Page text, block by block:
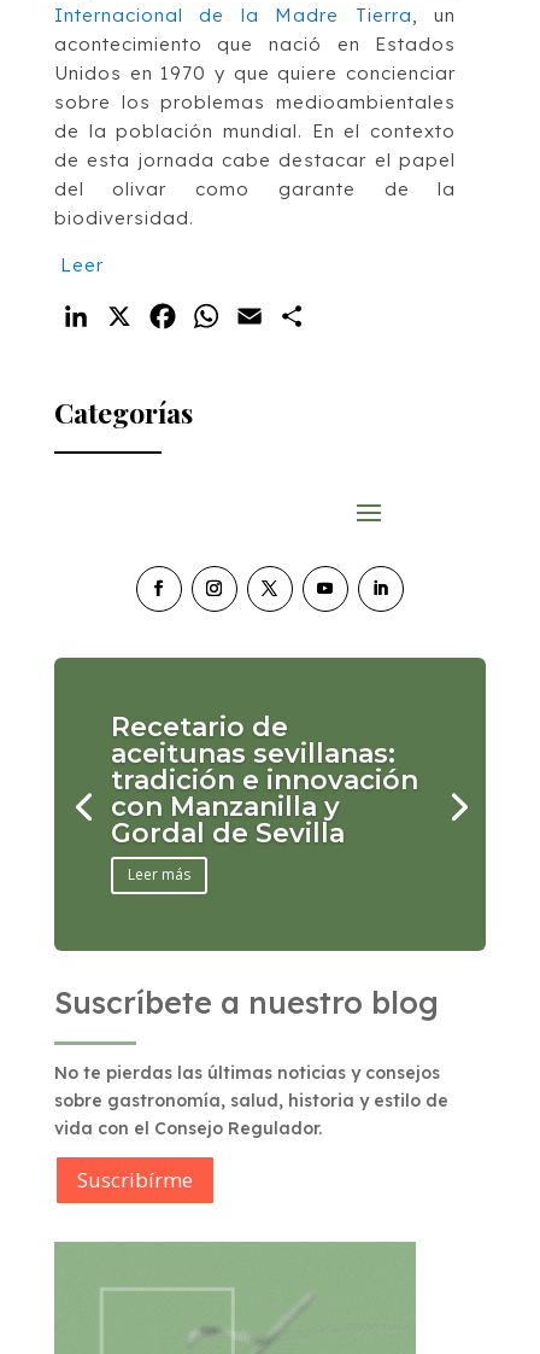
Internacional de la Madre Tierra, un
acontecimiento que nació en Estados
Unidos en 1970 y que quiere concienciar
sobre los problemas medioambientales
de la población mundial. En el contexto
de esta jornada cabe destacar el papel
del olivar como garante de la
biodiversidad.
Leer
LinkedIn FacebookWhatsApp
Email
Categorías
Recetario de
aceitunas sevillanas:
tradición e innovación
con Manzanilla y
Gordal de Sevilla
Leer más
Suscríbete a nuestro blog
No te pierdas las últimas noticias y consejos
sobre gastronomía, salud, historia y estilo de
vida con el Consejo Regulador.
Suscribírme